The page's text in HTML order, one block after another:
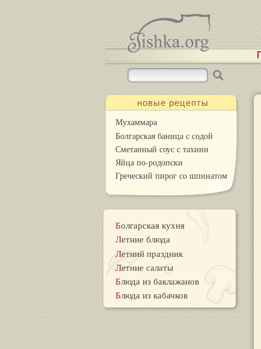
новые рецепты
Мухаммара
Болгарская баница с содой
Сметанный соус с тахини
Яйца по-родопски
Греческий пирог со шпинатом
Болгарская кухня
Летние блюда
Летний праздник
Летние салаты
Блюда из баклажанов
Блюда из кабачков